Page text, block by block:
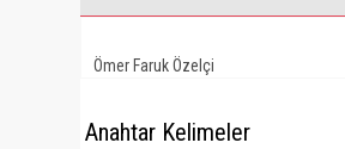
Ömer Faruk Özelçi
Anahtar Kelimeler